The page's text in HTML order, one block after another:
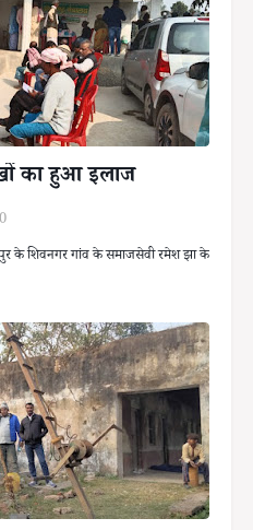
का हुआ इलाज
के शिवनगर गांव के समाजसेवी रमेश झा के